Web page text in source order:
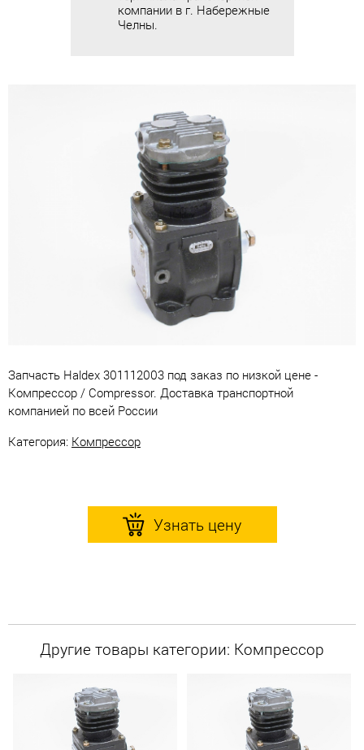
компании в г. Набережные
Челны.
компании в г. Набережные
Челны.
Запчасть Haldex 301112003 под заказ по низкой цене -
Компрессор / Compressor. Доставка транспортной
компанией по всей России
Категория: Компрессор
Узнать цену
Другие товары категории: Компрессор